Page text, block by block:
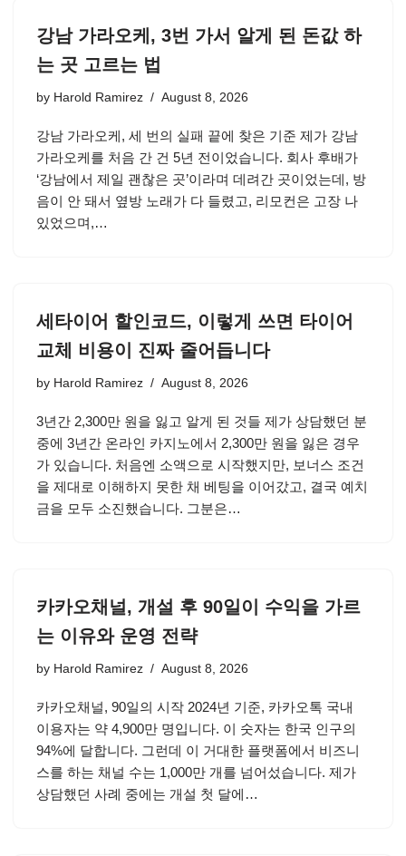
강남 가라오케, 3번 가서 알게 된 돈값 하
는 곳 고르는 법
by Harold Ramirez August 8, 2026
강남 가라오케, 세 번의 실패 끝에 찾은 기준 제가 강남
가라오케를 처음 간 건 5년 전이었습니다. 회사 후배가
‘강남에서 제일 괜찮은 곳’이라며 데려간 곳이었는데, 방
음이 안 돼서 옆방 노래가 다 들렸고, 리모컨은 고장 나
있었으며,…
세타이어 할인코드, 이렇게 쓰면 타이어
교체 비용이 진짜 줄어듭니다
by Harold Ramirez August 8, 2026
3년간 2,300만 원을 잃고 알게 된 것들 제가 상담했던 분
중에 3년간 온라인 카지노에서 2,300만 원을 잃은 경우
가 있습니다. 처음엔 소액으로 시작했지만, 보너스 조건
을 제대로 이해하지 못한 채 베팅을 이어갔고, 결국 예치
금을 모두 소진했습니다. 그분은…
카카오채널, 개설 후 90일이 수익을 가르
는 이유와 운영 전략
by Harold Ramirez August 8, 2026
카카오채널, 90일의 시작 2024년 기준, 카카오톡 국내
이용자는 약 4,900만 명입니다. 이 숫자는 한국 인구의
94%에 달합니다. 그런데 이 거대한 플랫폼에서 비즈니
스를 하는 채널 수는 1,000만 개를 넘어섰습니다. 제가
상담했던 사례 중에는 개설 첫 달에…